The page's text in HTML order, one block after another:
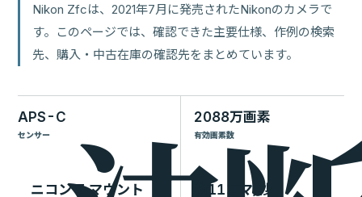
Nikon Zfcは、2021年7月に発売されたNikonのカメラで
す。このページでは、確認できた主要仕様、作例の検索
先、購入・中古在庫の確認先をまとめています。
APS-C
センサー
2088万画素
有効画素数
ニコン Z マウント 約11コマ/秒